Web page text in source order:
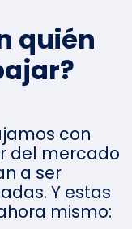
quién
con
del mercado
a ser
Y estas
mismo: